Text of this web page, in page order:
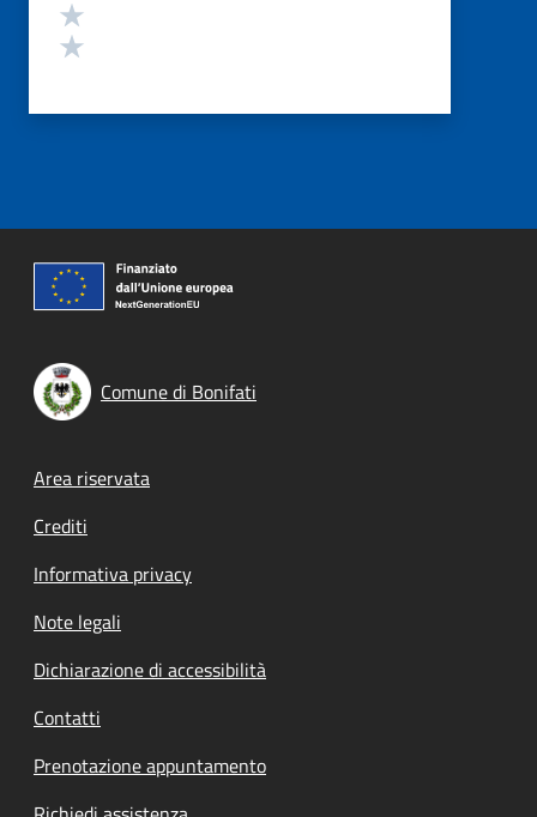
Comune di Bonifati
Footer menu
Area riservata
Crediti
Informativa privacy
Note legali
Dichiarazione di accessibilità
Contatti
Prenotazione appuntamento